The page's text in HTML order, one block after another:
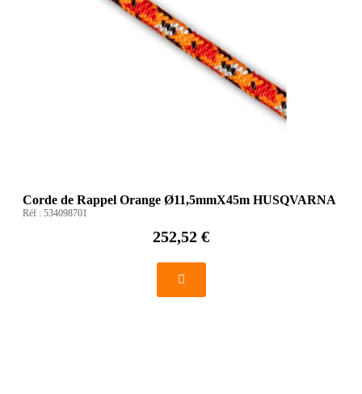
Corde de Rappel Orange Ø11,5mmX45m HUSQVARNA
Réf : 534098701
252,52 €